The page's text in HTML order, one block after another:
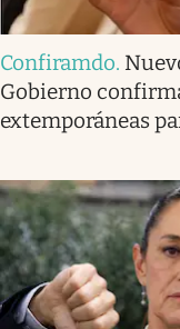
Confiramdo.
Gobierno
extemporáneas